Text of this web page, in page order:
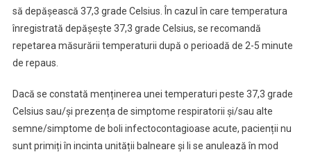
să depășească 37,3 grade Celsius. În cazul în care temperatura
înregistrată depășește 37,3 grade Celsius, se recomandă
repetarea măsurării temperaturii după o perioadă de 2-5 minute
de repaus.
Dacă se constată menținerea unei temperaturi peste 37,3 grade
Celsius sau/și prezența de simptome respiratorii și/sau alte
semne/simptome de boli infectocontagioase acute, pacienții nu
sunt primiți în incinta unității balneare și li se anulează în mod